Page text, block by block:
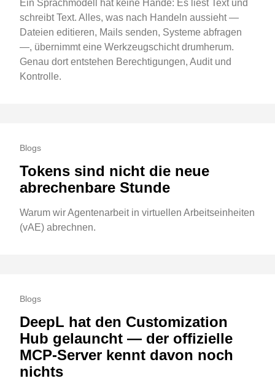
Ein Sprachmodell hat keine Hände: Es liest Text und
schreibt Text. Alles, was nach Handeln aussieht —
Dateien editieren, Mails senden, Systeme abfragen
—, übernimmt eine Werkzeugschicht drumherum.
Genau dort entstehen Berechtigungen, Audit und
Kontrolle.
Blogs
Tokens sind nicht die neue
abrechenbare Stunde
Warum wir Agentenarbeit in virtuellen Arbeitseinheiten
(vAE) abrechnen.
Blogs
DeepL hat den Customization
Hub gelauncht — der offizielle
MCP-Server kennt davon noch
nichts